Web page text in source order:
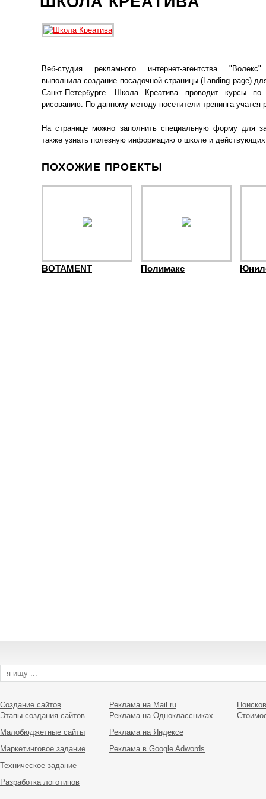
Веб-студия рекламного интернет-агентства "Волекс"
выполнила создание посадочной страницы (Landing page)
Санкт-Петербурге. Школа Креатива проводит курсы по
рисованию. По данному методу посетители тренинга учатся
На странице можно заполнить специальную форму для
также узнать полезную информацию о школе и действующих
ПОХОЖИЕ ПРОЕКТЫ
BOTAMENT Полимакс
Создание сайтов
Этапы создания сайтов
Малобюджетные сайты
Маркетинговое задание
Техническое задание
Разработка логотипов
Реклама на Mail.ru
Реклама на Одноклассниках
Реклама на Яндексе
Реклама в Google Adwords